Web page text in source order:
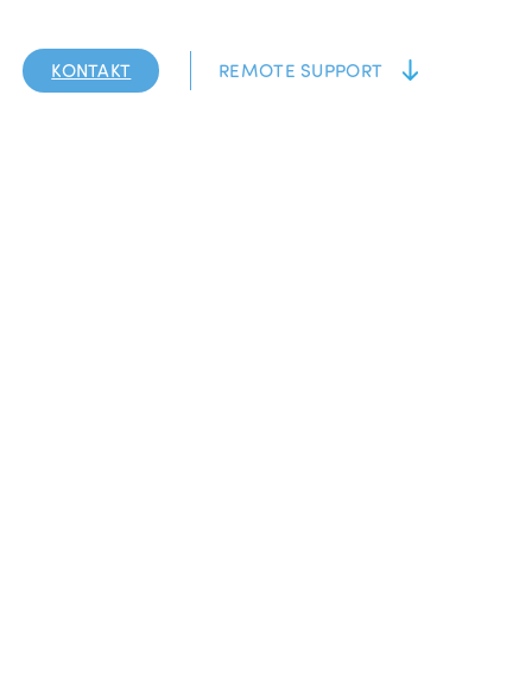
KONTAKT REMOTE SUPPORT